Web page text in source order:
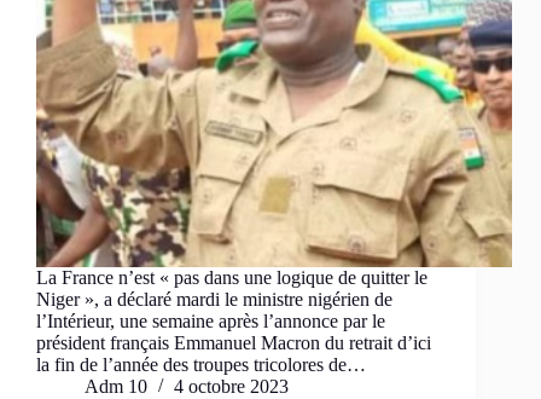
La France n’est « pas dans une logique de quitter le
Niger », a déclaré mardi le ministre nigérien de
l’Intérieur, une semaine après l’annonce par le
président français Emmanuel Macron du retrait d’ici
la fin de l’année des troupes tricolores de…
Adm 10
4 octobre 2023